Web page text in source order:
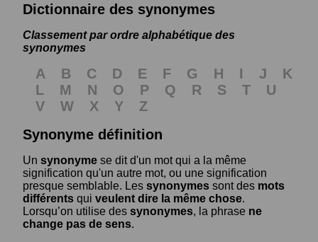
Dictionnaire des synonymes
Classement par ordre alphabétique des
synonymes
A B C D E F G H I J
K
L
M N O P Q R S T
U
V
W X Y
Z
Synonyme définition
Un synonyme se dit d'un mot qui a la même
signification qu'un autre mot, ou une signification
presque semblable. Les synonymes sont des mots
différents qui veulent dire la même chose.
Lorsqu’on utilise des synonymes, la phrase ne
change pas de sens.